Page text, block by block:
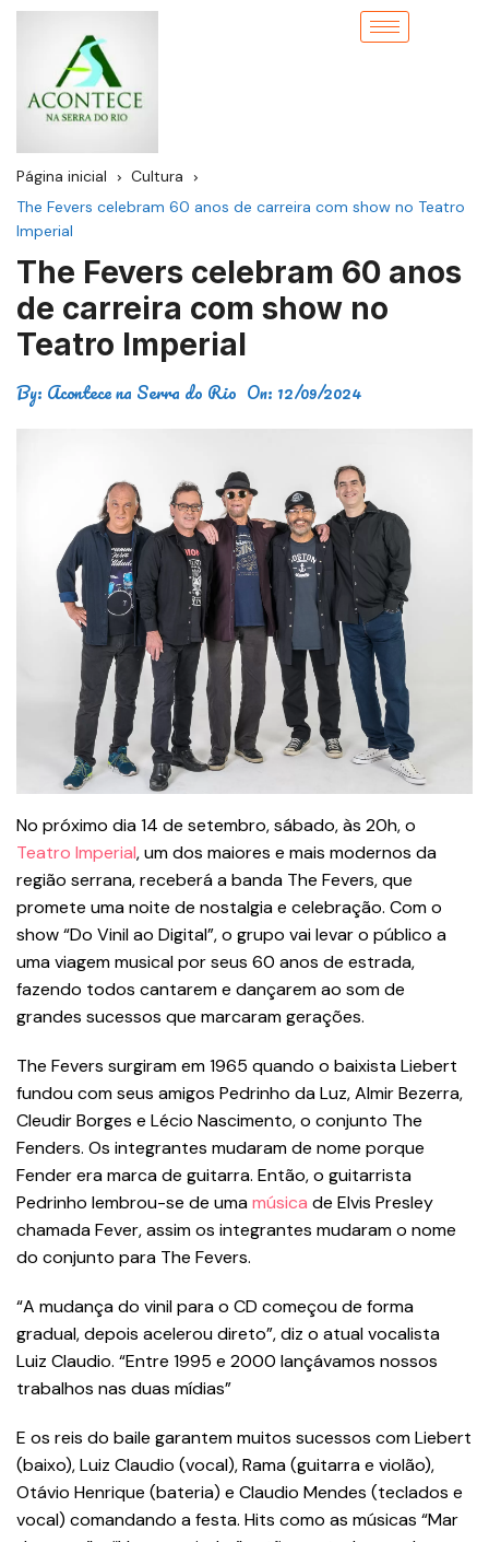
Página inicial
Cultura
The Fevers celebram 60 anos de carreira com show no Teatro
Imperial
The Fevers celebram 60 anos
de carreira com show no
Teatro Imperial
By: Acontece na Serra do Rio On: 12/09/2024
No próximo dia 14 de setembro, sábado, às 20h, o
Teatro Imperial, um dos maiores e mais modernos da
região serrana, receberá a banda The Fevers, que
promete uma noite de nostalgia e celebração. Com o
show “Do Vinil ao Digital”, o grupo vai levar o público a
uma viagem musical por seus 60 anos de estrada,
fazendo todos cantarem e dançarem ao som de
grandes sucessos que marcaram gerações.
The Fevers surgiram em 1965 quando o baixista Liebert
fundou com seus amigos Pedrinho da Luz, Almir Bezerra,
Cleudir Borges e Lécio Nascimento, o conjunto The
Fenders. Os integrantes mudaram de nome porque
Fender era marca de guitarra. Então, o guitarrista
Pedrinho lembrou-se de umamúsica de Elvis Presley
chamada Fever, assim os integrantes mudaram o nome
do conjunto para The Fevers.
“A mudança do vinil para o CD começou de forma
gradual, depois acelerou direto”, diz o atual vocalista
Luiz Claudio. “Entre 1995 e 2000 lançávamos nossos
trabalhos nas duas mídias”
E os reis do baile garantem muitos sucessos com Liebert
(baixo), Luiz Claudio (vocal), Rama (guitarra e violão),
Otávio Henrique (bateria) e Claudio Mendes (teclados e
vocal) comandando a festa. Hits como as músicas “Mar